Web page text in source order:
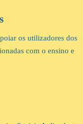
os utilizadores dos
com o ensino e